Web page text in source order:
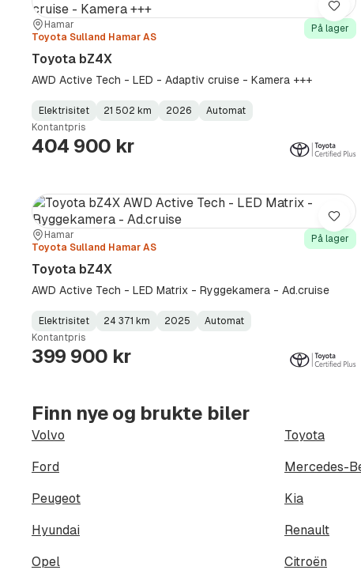
Sted:
Hamar
Forhandler:
Toyota Sulland Hamar AS
På lager
Toyota bZ4X
AWD Active Tech - LED - Adaptiv cruise - Kamera +++
Fuel
Type:
Elektrisitet
Kilometerstand:
21 502 km
Model
Year:
2026
Gearbox
Type:
Automat
Kontantpris
404 900 kr
Lagre
Sted:
Hamar
Forhandler:
Toyota Sulland Hamar AS
På lager
Toyota bZ4X
AWD Active Tech - LED Matrix - Ryggekamera - Ad.cruise
Fuel
Type:
Elektrisitet
Kilometerstand:
24 371 km
Model
Year:
2025
Gearbox
Type:
Automat
Kontantpris
399 900 kr
Lagre
Finn nye og brukte biler
Volvo Toyota
Ford Mercedes-
Peugeot Kia
Hyundai Renault
Opel Citroën